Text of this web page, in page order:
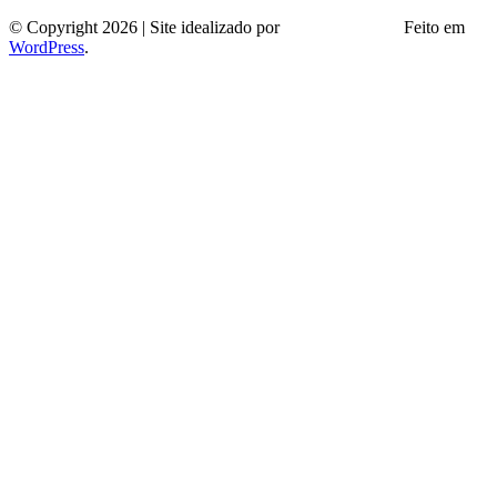
© Copyright 2026 | Site idealizado por
Feito em
WordPress.